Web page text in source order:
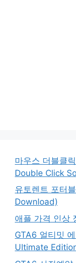
마우스 더블클
Double Click
유토렌트 포터
Download)
애플 가격 인상
GTA6 얼티밋
Ultimate